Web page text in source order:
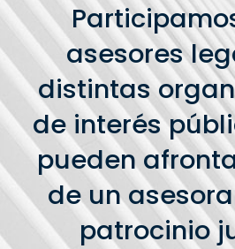
asesores
distintas
de interés
pueden
de un
patrocinio